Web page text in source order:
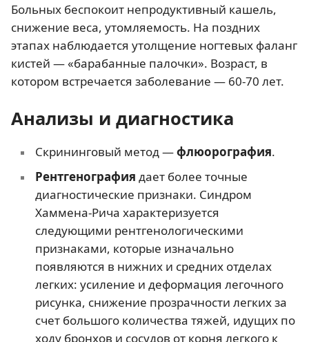
Больных беспокоит непродуктивный кашель,
снижение веса, утомляемость. На поздних
этапах наблюдается утолщение ногтевых фаланг
кистей — «барабанные палочки». Возраст, в
котором встречается заболевание — 60-70 лет.
Анализы и диагностика
Скрининговый метод —флюорография.
Рентгенография дает более точные
диагностические признаки. Синдром
Хаммена-Рича характеризуется
следующими рентгенологическими
признаками, которые изначально
появляются в нижних и средних отделах
легких: усиление и деформация легочного
рисунка, снижение прозрачности легких за
счет большого количества тяжей, идущих по
ходу бронхов и сосудов от корня легкого к